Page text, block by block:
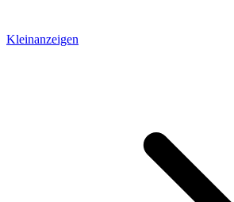
Kleinanzeigen